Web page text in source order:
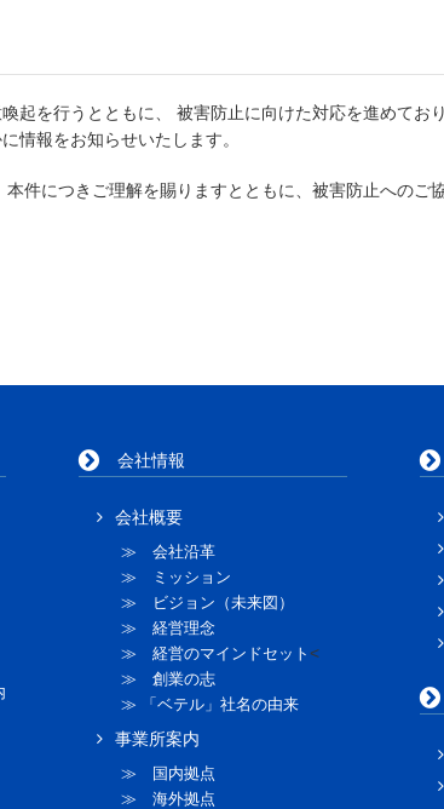
起を行うとともに、 被害防止に向けた対応を進めており
情報をお知らせいたします。
件につきご理解を賜りますとともに、被害防止へのご
会社情報
会社概要
≫ 会社沿革
≫ ミッション
≫ ビジョン（未来図）
≫ 経営理念
≫ 経営のマインドセット <
≫ 創業の志
≫ 「ベテル」社名の由来
事業所案内
≫ 国内拠点
≫ 海外拠点